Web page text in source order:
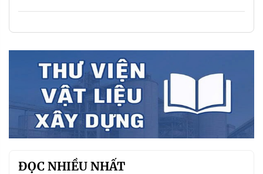
ĐỌC NHIỀU NHẤT